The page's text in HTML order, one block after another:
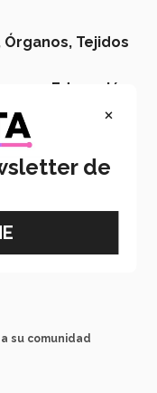
Órganos, Tejidos
Educación
la inclusión
su comunidad
×
de